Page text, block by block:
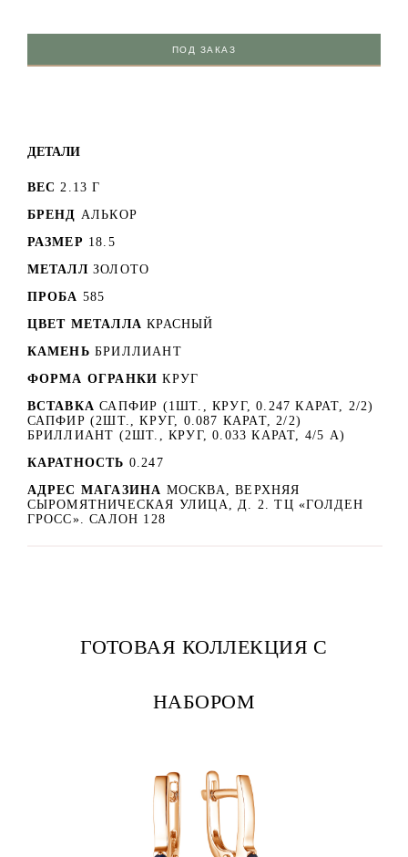
ПОД ЗАКАЗ
ДЕТАЛИ
ВЕС 2.13 Г
БРЕНД АЛЬКОР
РАЗМЕР 18.5
МЕТАЛЛ ЗОЛОТО
ПРОБА 585
ЦВЕТ МЕТАЛЛА КРАСНЫЙ
КАМЕНЬ БРИЛЛИАНТ
ФОРМА ОГРАНКИ КРУГ
ВСТАВКА САПФИР (1ШТ., КРУГ, 0.247 КАРАТ, 2/2)
САПФИР (2ШТ., КРУГ, 0.087 КАРАТ, 2/2)
БРИЛЛИАНТ (2ШТ., КРУГ, 0.033 КАРАТ, 4/5 А)
КАРАТНОСТЬ 0.247
АДРЕС МАГАЗИНА МОСКВА, ВЕРХНЯЯ
СЫРОМЯТНИЧЕСКАЯ УЛИЦА, Д. 2. ТЦ «ГОЛДЕН
ГРОСС». САЛОН 128
ГОТОВАЯ КОЛЛЕКЦИЯ С
НАБОРОМ